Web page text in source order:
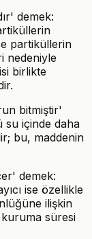
demek:
partiküllerin
nedeniyle
birlikte
bitmiştir'
su içinde daha
bu, maddenin
demek:
ise özellikle
ilişkin
süresi